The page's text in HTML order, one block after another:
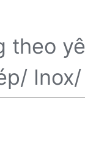
theo